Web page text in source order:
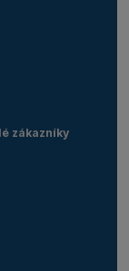
zákazníky